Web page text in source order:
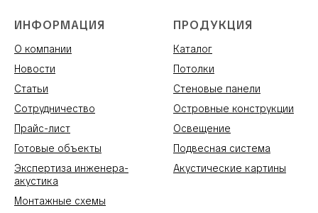
ИНФОРМАЦИЯ
О компании
Новости
Статьи
Сотрудничество
Прайс-лист
Готовые объекты
Экспертиза инженера-
акустика
Монтажные схемы
ПРОДУКЦИЯ
Каталог
Потолки
Стеновые панели
Островные конструкции
Освещение
Подвесная система
Акустические картины